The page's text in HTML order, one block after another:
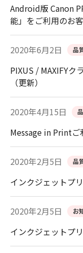
Android版 Canon
能」をご利用のお
2020年6月2日 品
PIXUS / MAXIFYク
（更新）
2020年4月15日
Message in Print
2020年2月5日 品
インクジェットプ
2020年2月5日 お
インクジェットプ